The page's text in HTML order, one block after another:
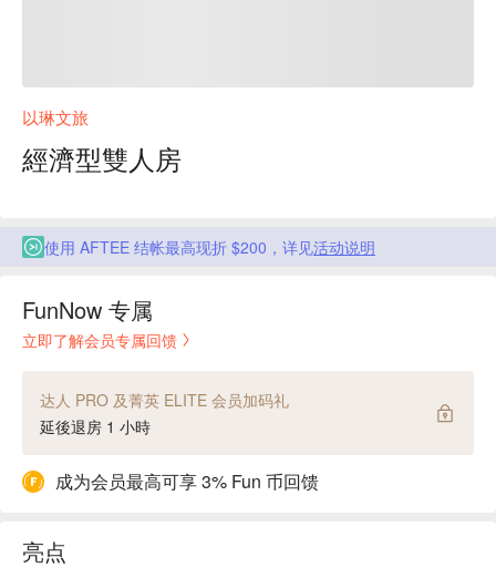
以琳文旅
經濟型雙人房
使用 AFTEE 结帐最高现折 $200，详见活动说明
FunNow 专属
立即了解会员专属回馈
达人 PRO 及菁英 ELITE 会员加码礼
延後退房 1 小時
成为会员最高可享 3% Fun 币回馈
亮点